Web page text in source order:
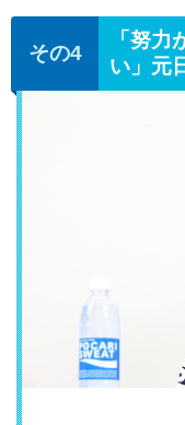
「努
い」元